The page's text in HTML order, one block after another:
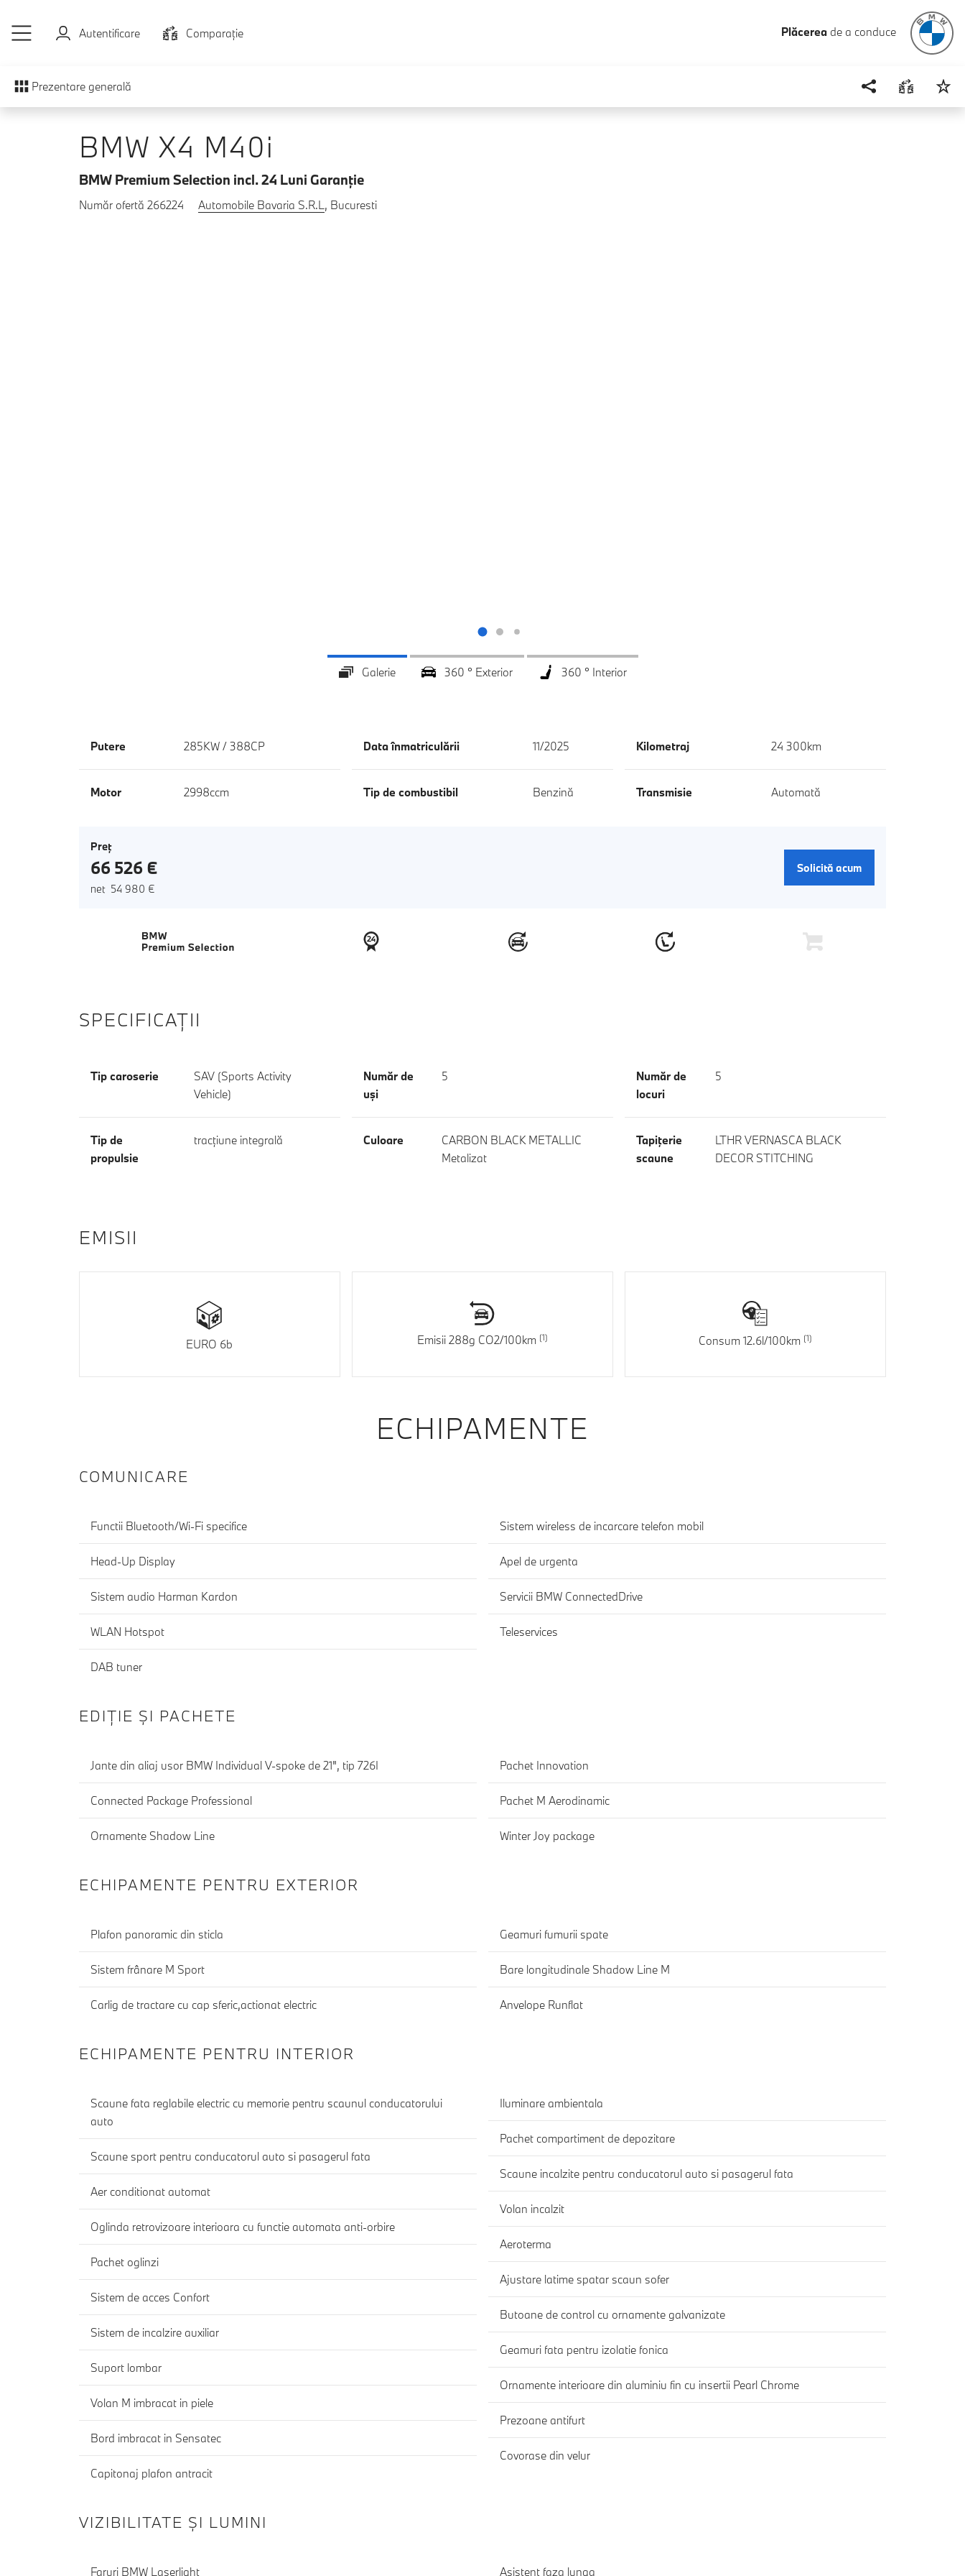
Autentificare
Comparaţie Plăcerea de a conduce
Prezentare generală
BMW X4 M40i
BMW Premium Selection incl. 24 Luni Garanţie
Număr ofertă 266224 Automobile Bavaria S.R.L, Bucuresti
Galerie 360 ° Exterior 360 ° Interior
Putere 285KW / 388CP
Motor 2998ccm
Data înmatriculării 11/2025
Tip de combustibil Benzină
Kilometraj 24 300km
Transmisie Automată
Preţ
66 526 €
net 54 980 €
Solicită acum
SPECIFICAŢII
Tip caroserie
SAV (Sports Activity
Vehicle)
Tip de
propulsie
tracţiune integrală
Număr de
uşi
5
Culoare
CARBON BLACK METALLIC
Metalizat
Număr de
locuri
5
Tapiţerie
scaune
LTHR VERNASCA BLACK
DECOR STITCHING
EMISII
EURO 6b Emisii 288g CO2/100km Consum 12.6l/100km
ECHIPAMENTE
COMUNICARE
Functii Bluetooth/Wi-Fi specifice
Head-Up Display
Sistem audio Harman Kardon
WLAN Hotspot
DAB tuner
Sistem wireless de incarcare telefon mobil
Apel de urgenta
Servicii BMW ConnectedDrive
Teleservices
EDIŢIE ŞI PACHETE
Jante din aliaj usor BMW Individual V-spoke de 21", tip 726I
Connected Package Professional
Ornamente Shadow Line
Pachet Innovation
Pachet M Aerodinamic
Winter Joy package
ECHIPAMENTE PENTRU EXTERIOR
Plafon panoramic din sticla
Sistem frânare M Sport
Carlig de tractare cu cap sferic,actionat electric
Geamuri fumurii spate
Bare longitudinale Shadow Line M
Anvelope Runflat
ECHIPAMENTE PENTRU INTERIOR
Scaune fata reglabile electric cu memorie pentru scaunul conducatorului
auto
Scaune sport pentru conducatorul auto si pasagerul fata
Aer conditionat automat
Oglinda retrovizoare interioara cu functie automata anti-orbire
Pachet oglinzi
Sistem de acces Confort
Sistem de incalzire auxiliar
Suport lombar
Volan M imbracat in piele
Bord imbracat in Sensatec
Capitonaj plafon antracit
Iluminare ambientala
Pachet compartiment de depozitare
Scaune incalzite pentru conducatorul auto si pasagerul fata
Volan incalzit
Aeroterma
Ajustare latime spatar scaun sofer
Butoane de control cu ornamente galvanizate
Geamuri fata pentru izolatie fonica
Ornamente interioare din aluminiu fin cu insertii Pearl Chrome
Prezoane antifurt
Covorase din velur
VIZIBILITATE ȘI LUMINI
Faruri BMW Laserlight Asistent faza lunga